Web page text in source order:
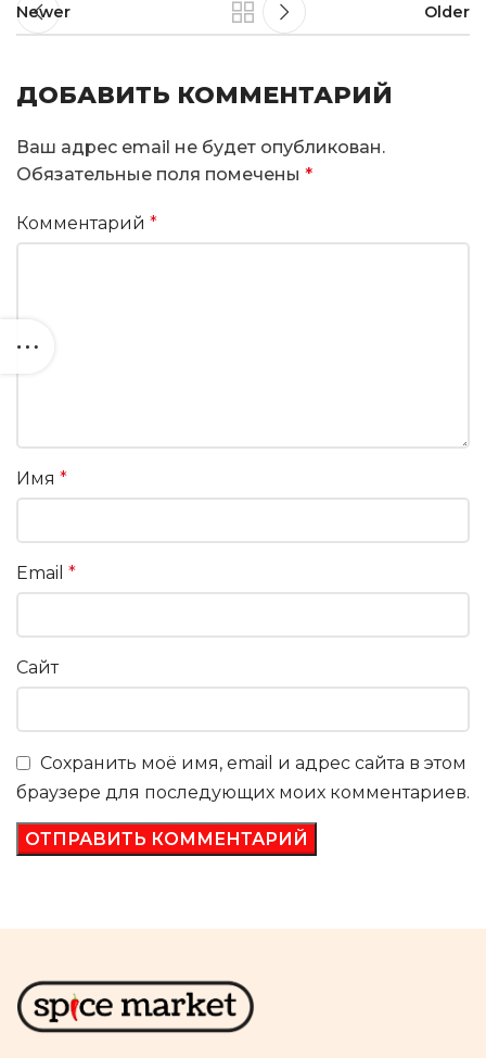
Newer Older
ДОБАВИТЬ КОММЕНТАРИЙ
Ваш адрес email не будет опубликован.
Обязательные поля помечены *
Комментарий *
Имя *
Email *
Сайт
Сохранить моё имя, email и адрес сайта в этом
браузере для последующих моих комментариев.